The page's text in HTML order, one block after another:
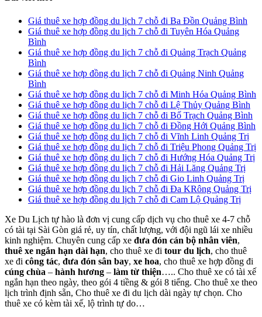
Giá thuê xe hợp đồng du lịch 7 chỗ đi Ba Đồn Quảng Bình
Giá thuê xe hợp đồng du lịch 7 chỗ đi Tuyên Hóa Quảng
Bình
Giá thuê xe hợp đồng du lịch 7 chỗ đi Quảng Trạch Quảng
Bình
Giá thuê xe hợp đồng du lịch 7 chỗ đi Quảng Ninh Quảng
Bình
Giá thuê xe hợp đồng du lịch 7 chỗ đi Minh Hóa Quảng Bình
Giá thuê xe hợp đồng du lịch 7 chỗ đi Lệ Thủy Quảng Bình
Giá thuê xe hợp đồng du lịch 7 chỗ đi Bố Trạch Quảng Bình
Giá thuê xe hợp đồng du lịch 7 chỗ đi Đồng Hới Quảng Bình
Giá thuê xe hợp đồng du lịch 7 chỗ đi Vĩnh Linh Quảng Trị
Giá thuê xe hợp đồng du lịch 7 chỗ đi Triệu Phong Quảng Trị
Giá thuê xe hợp đồng du lịch 7 chỗ đi Hướng Hóa Quảng Trị
Giá thuê xe hợp đồng du lịch 7 chỗ đi Hải Lăng Quảng Trị
Giá thuê xe hợp đồng du lịch 7 chỗ đi Gio Linh Quảng Trị
Giá thuê xe hợp đồng du lịch 7 chỗ đi Đa KRông Quảng Trị
Giá thuê xe hợp đồng du lịch 7 chỗ đi Cam Lộ Quảng Trị
Xe Du Lịch tự hào là đơn vị cung cấp dịch vụ cho thuê xe 4-7 chỗ
có tài tại Sài Gòn giá rẻ, uy tín, chất lượng, với đội ngũ lái xe nhiều
kinh nghiệm. Chuyên cung cấp xe đưa đón cán bộ nhân viên,
thuê xe ngắn hạn dài hạn, cho thuê xe đi tour du lịch, cho thuê
xe đi công tác, đưa đón sân bay, xe hoa, cho thuê xe hợp đồng đi
cúng chùa – hành hương – làm từ thiện….. Cho thuê xe có tài xế
ngắn hạn theo ngày, theo gói 4 tiềng & gói 8 tiếng. Cho thuê xe theo
lịch trình định sẵn, Cho thuê xe đi du lịch dài ngày tự chọn. Cho
thuê xe có kèm tài xế, lộ trình tự do…